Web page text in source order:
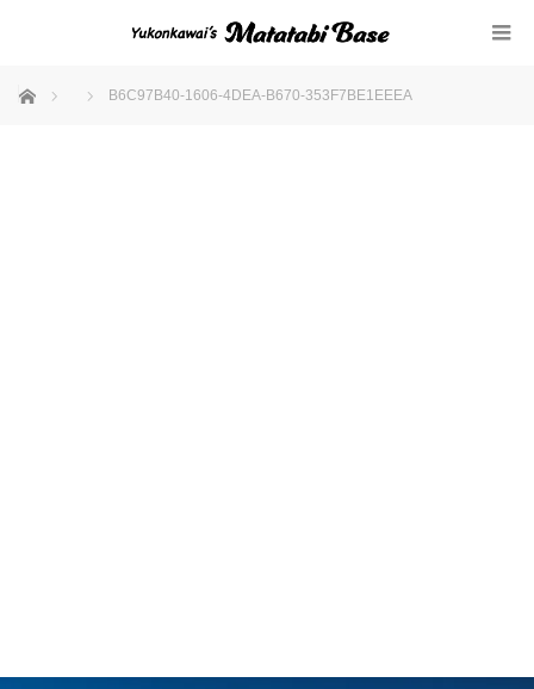
ホーム B6C97B40-1606-4DEA-B670-353F7BE1EEEA